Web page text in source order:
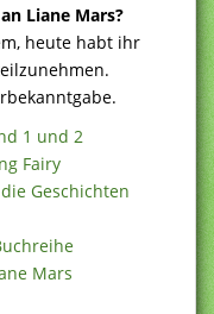
Liane Mars?
heute habt ihr
1 und 2
Fairy
Geschichten
Mars